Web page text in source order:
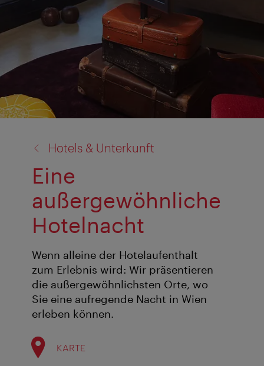
Hotels & Unterkunft
Eine
außergewöhnliche
Hotelnacht
Wenn alleine der Hotelaufenthalt
zum Erlebnis wird: Wir präsentieren
die außergewöhnlichsten Orte, wo
Sie eine aufregende Nacht in Wien
erleben können.
KARTE